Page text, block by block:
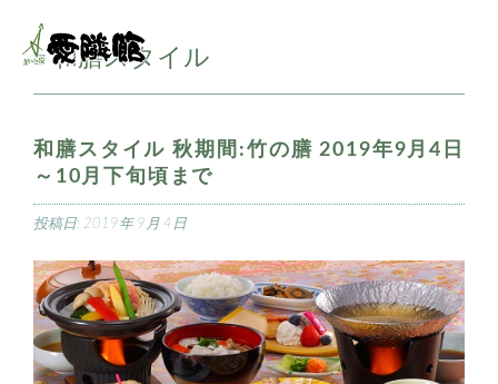
■和膳スタイル
和膳スタイル 秋期間:竹の膳 2019年9月4日
～10月下旬頃まで
投稿日: 2019年 9月 4日